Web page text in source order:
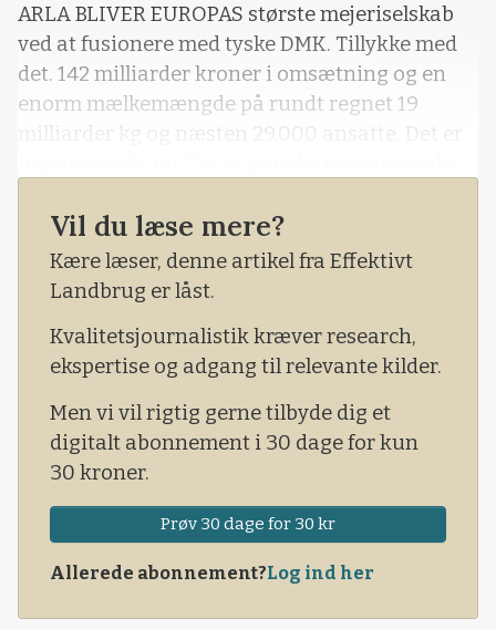
ARLA BLIVER EUROPAS største mejeriselskab
ved at fusionere med tyske DMK. Tillykke med
det. 142 milliarder kroner i omsætning og en
enorm mælkemængde på rundt regnet 19
milliarder kg og næsten 29.000 ansatte. Det er
danske hovedsæde, den danske ledelse og det
svenske navn.
Vil du læse mere?
Kære læser, denne artikel fra Effektivt
Landbrug er låst.
Kvalitetsjournalistik kræver research,
ekspertise og adgang til relevante kilder.
Men vi vil rigtig gerne tilbyde dig et
digitalt abonnement i 30 dage for kun
30 kroner.
Prøv 30 dage for 30 kr
Allerede abonnement?Log ind her